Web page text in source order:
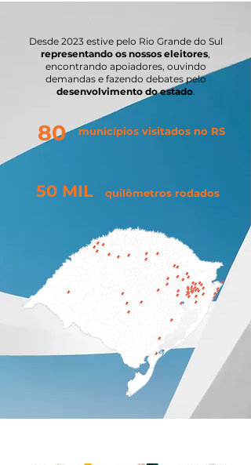
Desde 2023 estive pelo Rio Grande do Sul
representando os nossos eleitores,
encontrando apoiadores, ouvindo
demandas e fazendo debates pelo
desenvolvimento do estado.
80 municípios visitados no RS
50 MIL quilômetros rodados
+